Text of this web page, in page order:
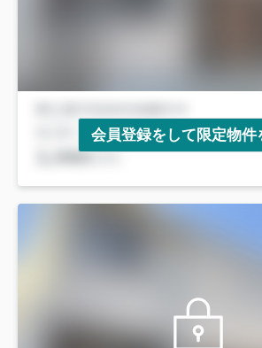
会員登録をして限定物件